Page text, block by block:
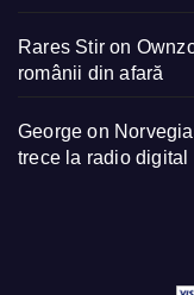
Rares Stir on
românii din afară
George on
trece la radio digital